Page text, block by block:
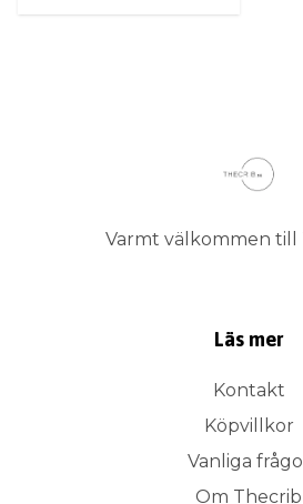
Varmt välkommen till
Läs mer
Kontakt
Köpvillkor
Vanliga
Om Thecrib